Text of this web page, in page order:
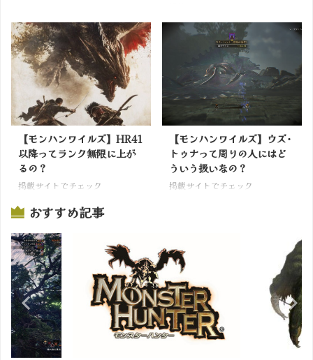
【モンハンワイルズ】HR41
以降ってランク無限に上が
るの？
掲載サイトでチェック
【モンハンワイルズ】ウズ･
トゥナって周りの人にはど
ういう扱いなの？
掲載サイトでチェック
おすすめ記事